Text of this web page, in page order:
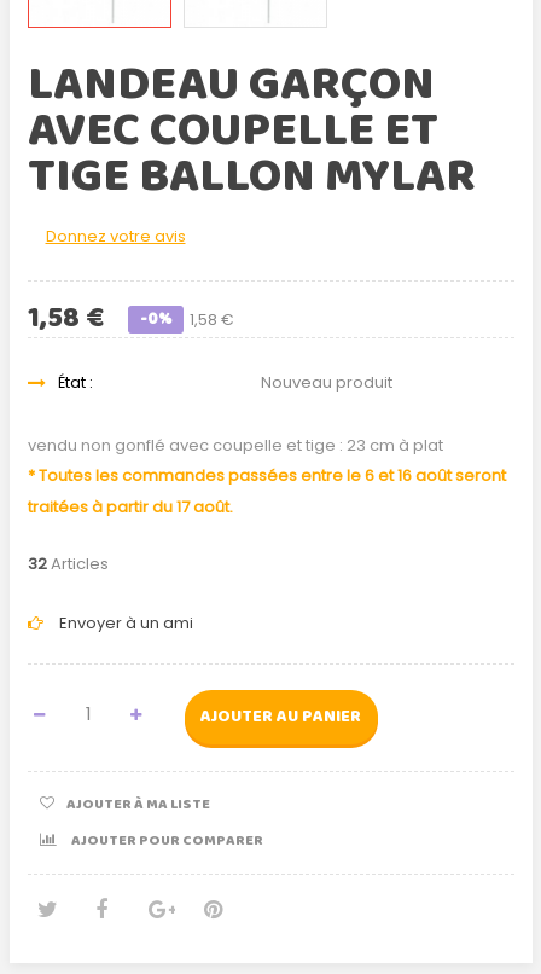
LANDEAU GARÇON
AVEC COUPELLE ET
TIGE BALLON MYLAR
Donnez votre avis
1,58 €
1,58 € -0%
État : Nouveau produit
vendu non gonflé avec coupelle et tige : 23 cm à plat
* Toutes les commandes passées entre le 6 et 16 août seront
traitées à partir du 17 août.
32Articles
Envoyer à un ami
AJOUTER AU PANIER
AJOUTER À MA LISTE
AJOUTER POUR COMPARER